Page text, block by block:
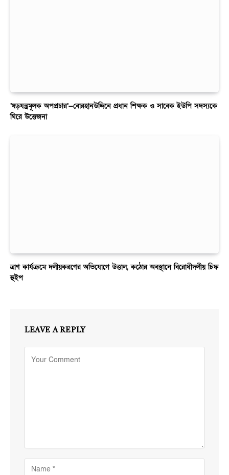
‘ষড়যন্ত্রমূলক অপপ্রচার’—বোরহানউদ্দিনে প্রধান শিক্ষক ও সাবেক ইউপি সদস্যকে
ঘিরে উত্তেজনা
ত্রাণ কার্যক্রমে দলীয়করণের অভিযোগে উত্তাল, কঠোর অবস্থানে বিরোধীদলীয় চিফ
হুইপ
LEAVE A REPLY